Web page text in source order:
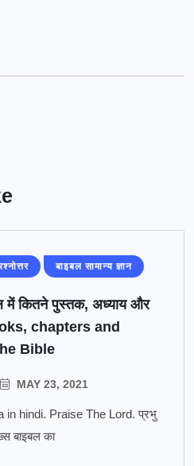
बाइबल सामान्य ज्ञान
में कितने पुस्तक, अध्याय और
chapters and
Bible
MAY 23, 2021
in hindi. Praise The Lord. प्रभु
बाइबल का